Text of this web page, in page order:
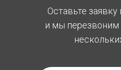
Оставьте
и мы перезвоним